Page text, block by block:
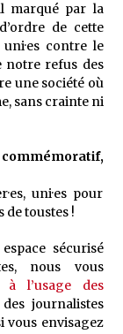
marqué par la
de cette
contre le
notre refus des
une société où
sans crainte ni
uni·es pour
de toustes !
sécurisé
nous vous
l’usage des
journalistes
vous envisagez